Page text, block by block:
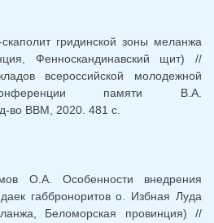
гридинской зоны меланжа
Фенноскандинавский щит) //
всероссийской молодежной
памяти В.А.
во ВВМ, 2020. 481 с.
О.А. Особенности внедрения
габброноритов о. Избная Луда
Беломорская провинция) //